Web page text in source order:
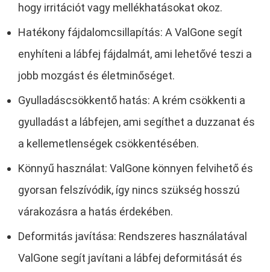
hogy irritációt vagy mellékhatásokat okoz.
Hatékony fájdalomcsillapítás: A ValGone segít
enyhíteni a lábfej fájdalmát, ami lehetővé teszi a
jobb mozgást és életminőséget.
Gyulladáscsökkentő hatás: A krém csökkenti a
gyulladást a lábfejen, ami segíthet a duzzanat és
a kellemetlenségek csökkentésében.
Könnyű használat: ValGone könnyen felvihető és
gyorsan felszívódik, így nincs szükség hosszú
várakozásra a hatás érdekében.
Deformitás javítása: Rendszeres használatával
ValGone segít javítani a lábfej deformitását és